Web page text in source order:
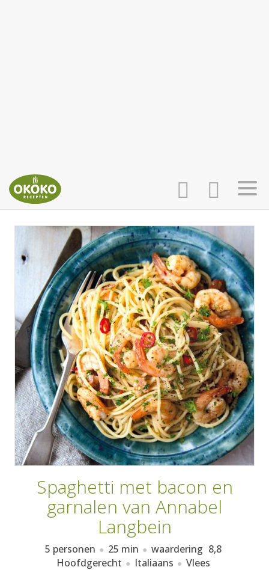
INLOGGEN
AANMELDEN
HOME
RECEPTEN
WEEKMENU'S
KOOKBOEKEN
Spaghetti met bacon en
garnalen van Annabel
Langbein
5 personen 25 min waardering 8,8
Hoofdgerecht
Italiaans Vlees